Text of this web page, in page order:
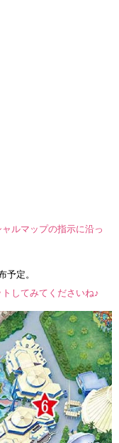
ルマップの指示に沿っ
予定。
してみてくださいね♪